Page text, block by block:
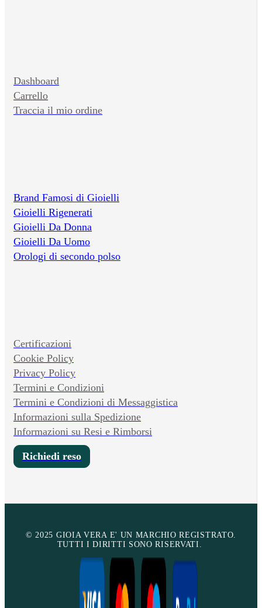
Dashboard
Carrello
Traccia il mio ordine
Brand Famosi di Gioielli
Gioielli Rigenerati
Gioielli Da Donna
Gioielli Da Uomo
Orologi di secondo polso
Certificazioni
Cookie Policy
Privacy Policy
Termini e Condizioni
Termini e Condizioni di Messaggistica
Informazioni sulla Spedizione
Informazioni su Resi e Rimborsi
Richiedi reso
© 2025 GIOIA VERA E' UN MARCHIO REGISTRATO.
TUTTI I DIRITTI SONO RISERVATI.